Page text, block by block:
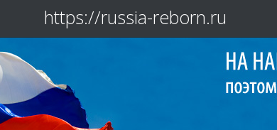
https://russia-reborn.ru